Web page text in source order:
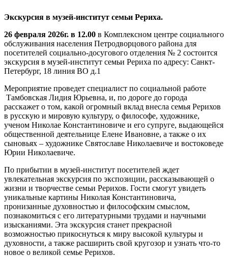
Экскурсия в музей-институт семьи Рериха.
26 февраля 2026г. в 12.00 в Комплексном центре социального
обслуживания населения Петродворцового района для
посетителей социально-досугового отделения № 2 состоится
экскурсия в музей-институт семьи Рериха по адресу: Санкт-
Петербург, 18 линия ВО д.1
Мероприятие проведет специалист по социальной работе
Тамбовская Лидия Юрьевна, и, по дороге до города
расскажет о том, какой огромный вклад внесла семья Рерихов
в русскую и мировую культуру, о философе, художнике,
ученом Николае Константиновиче и его супруге, выдающейся
общественной деятельнице Елене Ивановне, а также о их
сыновьях – художнике Святославе Николаевиче и востоковеде
Юрии Николаевиче.
По прибытии в музей-институт посетителей ждет
увлекательная экскурсия по экспозиции, рассказывающей о
жизни и творчестве семьи Рерихов. Гости смогут увидеть
уникальные картины Николая Константиновича,
пронизанные духовностью и философским смыслом,
познакомиться с его литературными трудами и научными
изысканиями. Эта экскурсия станет прекрасной
возможностью прикоснуться к миру высокой культуры и
духовности, а также расширить свой кругозор и узнать что-то
новое о великой семье Рерихов.